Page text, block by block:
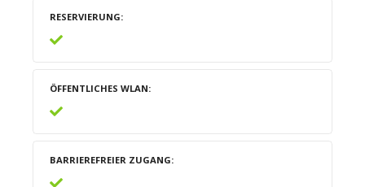
RESERVIERUNG
ÖFFENTLICHES WLAN
BARRIEREFREIER ZUGANG